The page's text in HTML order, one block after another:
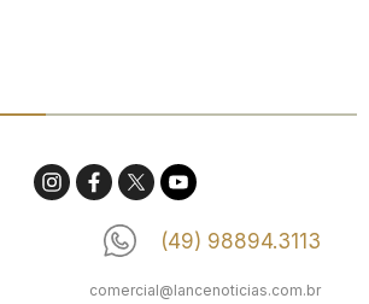
(49) 98894.3113
comercial@lancenoticias.com.br